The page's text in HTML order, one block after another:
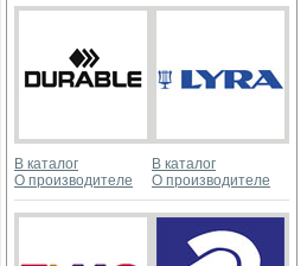
В каталог
О производителе
В каталог
О производителе